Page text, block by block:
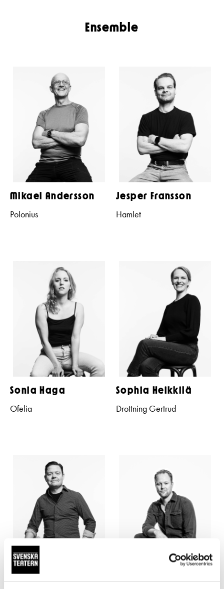
Ensemble
Mikael Andersson
Polonius
Jesper Fransson
Hamlet
Sonia Haga
Ofelia
Sophia Heikkilä
Drottning Gertrud
Patrick Henriksen Dennis Nylund